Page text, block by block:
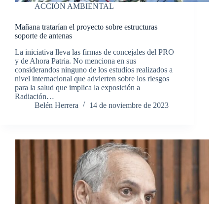
ACCIÓN AMBIENTAL
Mañana tratarían el proyecto sobre estructuras
soporte de antenas
La iniciativa lleva las firmas de concejales del PRO
y de Ahora Patria. No menciona en sus
considerandos ninguno de los estudios realizados a
nivel internacional que advierten sobre los riesgos
para la salud que implica la exposición a
Radiación…
Belén Herrera
14 de noviembre de 2023